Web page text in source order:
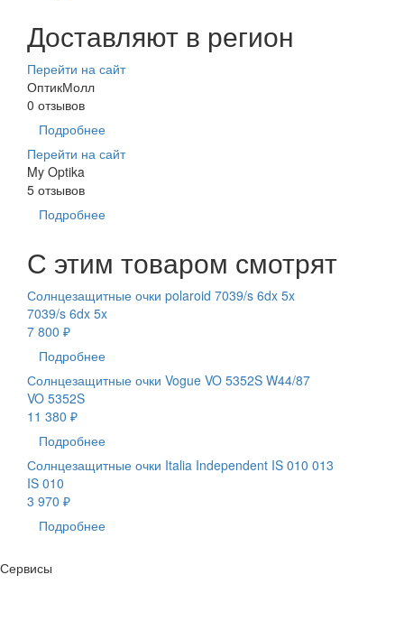
Доставляют в регион
Перейти на сайт
ОптикМолл
0 отзывов
Подробнее
Перейти на сайт
My Optika
5 отзывов
Подробнее
С этим товаром смотрят
Солнцезащитные очки polaroid 7039/s 6dx 5x
7039/s 6dx 5x
7 800 ₽
Подробнее
Солнцезащитные очки Vogue VO 5352S W44/87
VO 5352S
11 380 ₽
Подробнее
Солнцезащитные очки Italia Independent IS 010 013
IS 010
3 970 ₽
Подробнее
Сервисы